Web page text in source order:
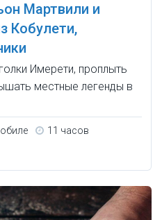
Мартвили и
Кобулети,
Имерети, проплыть
местные легенды в
11 часов